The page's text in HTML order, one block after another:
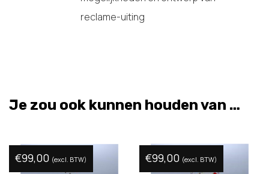
reclame-uiting
Je zou ook kunnen houden van …
€99,00 (excl. BTW) €99,00 (excl. BTW)